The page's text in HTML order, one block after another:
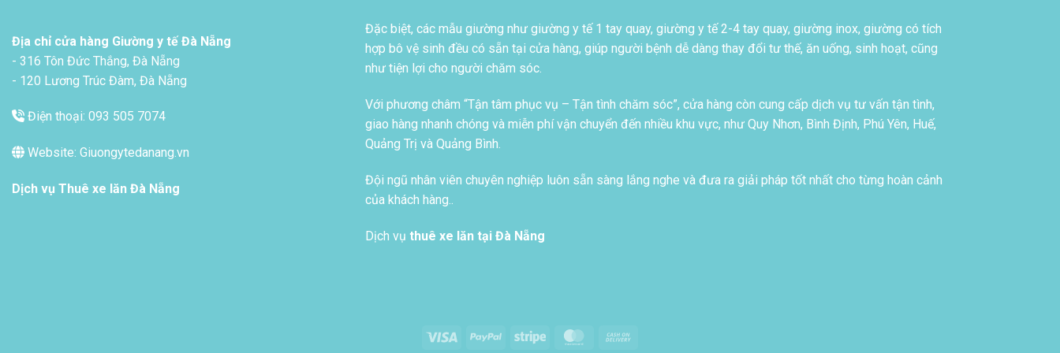
Địa chỉ cửa hàng Giường y tế Đà Nẵng
- 316 Tôn Đức Thắng, Đà Nẵng
- 120 Lương Trúc Đàm, Đà Nẵng
Điện thoại: 093 505 7074
Website: Giuongytedanang.vn
Dịch vụ Thuê xe lăn Đà Nẵng
Đặc biệt, các mẫu giường như giường y tế 1 tay quay, giường y tế 2-4 tay quay, giường inox, giường có tích
hợp bô vệ sinh đều có sẵn tại cửa hàng, giúp người bệnh dễ dàng thay đổi tư thế, ăn uống, sinh hoạt, cũng
như tiện lợi cho người chăm sóc.
Với phương châm “Tận tâm phục vụ – Tận tình chăm sóc”, cửa hàng còn cung cấp dịch vụ tư vấn tận tình,
giao hàng nhanh chóng và miễn phí vận chuyển đến nhiều khu vực, như Quy Nhơn, Bình Định, Phú Yên, Huế,
Quảng Trị và Quảng Bình.
Đội ngũ nhân viên chuyên nghiệp luôn sẵn sàng lắng nghe và đưa ra giải pháp tốt nhất cho từng hoàn cảnh
của khách hàng..
Dịch vụ thuê xe lăn tại Đà Nẵng
Visa PayPal Stripe MasterCard